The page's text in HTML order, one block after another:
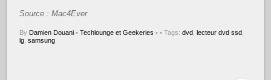
Source : Mac4Ever
By Damien Douani • Techlounge et Geekeries • • Tags:dvd ,lecteur dvd ssd
lg ,samsung